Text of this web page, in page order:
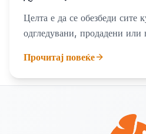
Целта е да се обезбеди сите
одгледувани, продадени
Прочитај повеќе